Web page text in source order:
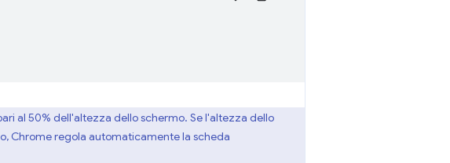
al 50% dell'altezza dello schermo. Se l'altezza dello
Chrome regola automaticamente la scheda